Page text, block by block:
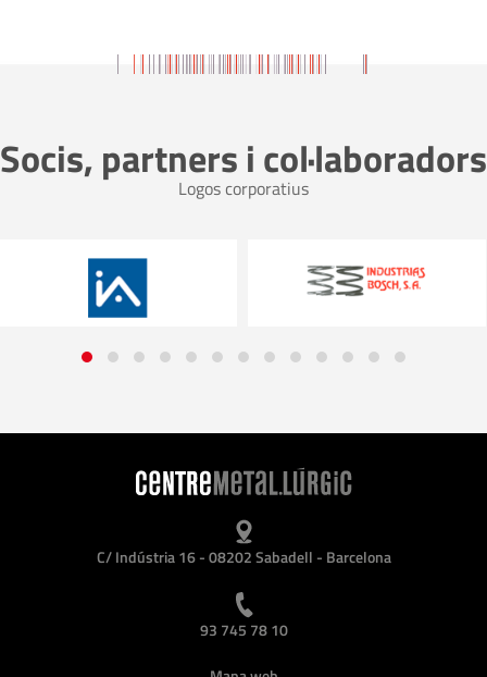
Socis, partners i col·laboradors
Logos corporatius
C/ Indústria 16 - 08202 Sabadell - Barcelona
93 745 78 10